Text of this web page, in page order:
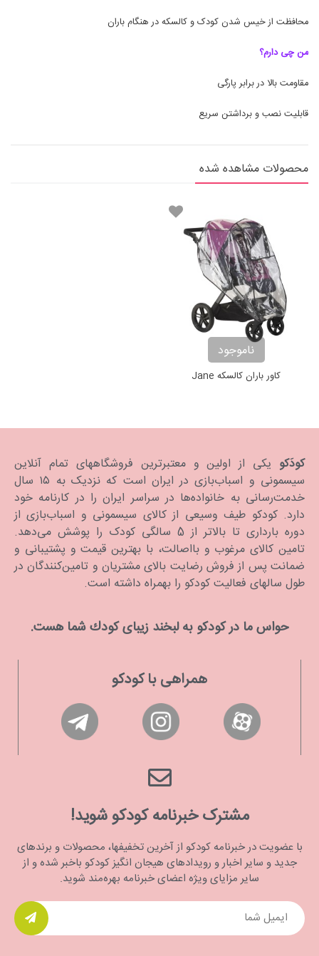
محافظت از خیس شدن کودک و کالسکه در هنگام باران
من چی دارم؟
مقاومت بالا در برابر پارگی
قابلیت نصب و برداشتن سریع
محصولات مشاهده شده
ناموجود
کاور باران کالسکه Jane
کودَکو یکی از اولین و معتبرترین فروشگاههای تمام آنلاین
سیسمونی و اسباب‌بازی در ایران است که نزدیک به ۱۵ سال
خدمت‌رسانی به خانواده‌ها در سراسر ایران را در کارنامه خود
دارد. كودكو طیف وسیعی از کالای سیسمونی و اسباب‌بازی از
دوره بارداری تا بالاتر از 5 سالگی کودک را پوشش می‌دهد.
تامین کالای مرغوب و بااصالت، با بهترین قیمت و پشتیبانی و
ضمانت پس از فروش رضایت بالای مشتریان و تامین‌کنندگان در
طول سالهای فعالیت کودکو را بهمراه داشته است.
حواس ما در كودكو به لبخند زیبای كودك شما هست.
همراهی با کودکو
مشترک خبرنامه کودکو شوید!
با عضویت در خبرنامه کودکو از آخرین تخفیفها، محصولات و برندهای
جدید و سایر اخبار و رویدادهای هیجان انگیز کودکو باخبر شده و از
سایر مزایای ویژه اعضای خبرنامه بهره‌مند شوید.